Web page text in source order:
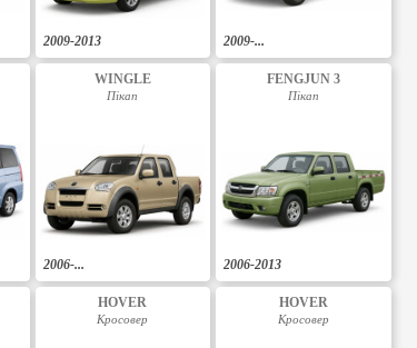
2009-2013 2009-...
WINGLE
Пікап
2006-...
FENGJUN 3
Пікап
2006-2013
HOVER
Кросовер
HOVER
Кросовер